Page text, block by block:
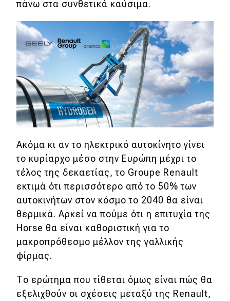
πάνω στα συνθετικά καύσιμα.
Ακόμα κι αν το ηλεκτρικό αυτοκίνητο γίνει
το κυρίαρχο μέσο στην Ευρώπη μέχρι το
τέλος της δεκαετίας, το Groupe Renault
εκτιμά ότι περισσότερο από το 50% των
αυτοκινήτων στον κόσμο το 2040 θα είναι
θερμικά. Αρκεί να πούμε ότι η επιτυχία της
Horse θα είναι καθοριστική για το
μακροπρόθεσμο μέλλον της γαλλικής
φίρμας.
Το ερώτημα που τίθεται όμως είναι πώς θα
εξελιχθούν οι σχέσεις μεταξύ της Renault,